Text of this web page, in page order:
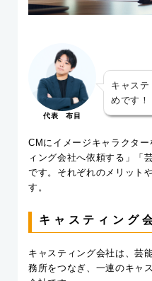
代表 布目
キャス
めです！
CMにイメージキャラクタ
ィング会社へ依頼する」「
です。それぞれのメリット
す。
キャスティング
キャスティング会社は、芸
務所をつなぎ、一連のキャ